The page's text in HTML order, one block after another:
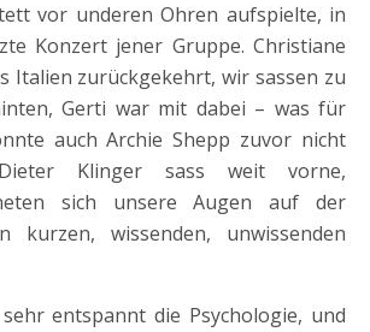
vor underen Ohren aufspielte, in
Konzert jener Gruppe. Christiane
Italien zurückgekehrt, wir sassen zu
Gerti war mit dabei – was für
auch Archie Shepp zuvor nicht
Dieter Klinger sass weit vorne,
sich unsere Augen auf der
wissenden, unwissenden
entspannt die Psychologie, und